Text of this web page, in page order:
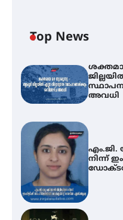
Top News
അവധി
എം.ജി.
നിന്ന്